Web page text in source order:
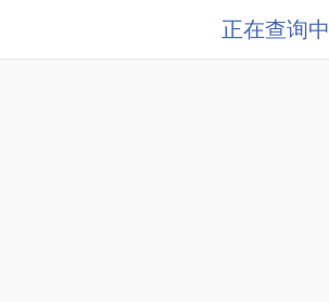
正在查询中